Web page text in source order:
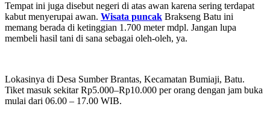
Tempat ini juga disebut negeri di atas awan karena sering terdapat
kabut menyerupai awan. Wisata puncak Brakseng Batu ini
memang berada di ketinggian 1.700 meter mdpl. Jangan lupa
membeli hasil tani di sana sebagai oleh-oleh, ya.
Lokasinya di Desa Sumber Brantas, Kecamatan Bumiaji, Batu.
Tiket masuk sekitar Rp5.000–Rp10.000 per orang dengan jam buka
mulai dari 06.00 – 17.00 WIB.